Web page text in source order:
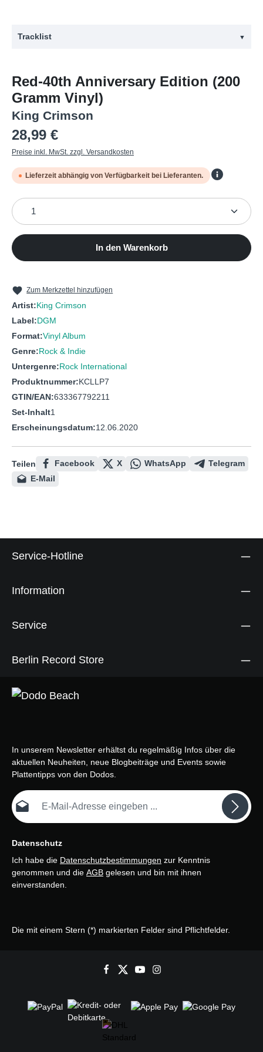
Tracklist ▼
1 Red
2 Fallen Angel
3 One More Red Nightmare
4 Providence
Red-40th Anniversary Edition (200
Gramm Vinyl)
King Crimson
Regulärer Preis:
28,99 €
Preise inkl. MwSt. zzgl. Versandkosten
Lieferzeit abhängig von Verfügbarkeit bei Lieferanten.
Produkt Anzahl: Gib den gewünschten Wert ein
In den Warenkorb
Zum Merkzettel hinzufügen
Artist:King Crimson
Label:DGM
Format:Vinyl Album
Genre:Rock & Indie
Untergenre:Rock International
Produktnummer:KCLLP7
GTIN/EAN:633367792211
Set-Inhalt1
Erscheinungsdatum:12.06.2020
Teilen Facebook X WhatsApp
Telegram
E-Mail
Service-Hotline
Information
Service
Berlin Record Store
In unserem Newsletter erhältst du regelmäßig Infos über die
aktuellen Neuheiten, neue Blogbeiträge und Events sowie
Plattentipps von den Dodos.
E-Mail-Adresse*
Datenschutz
Ich habe die Datenschutzbestimmungen zur Kenntnis
genommen und die AGB gelesen und bin mit ihnen
einverstanden.
Die mit einem Stern (*) markierten Felder sind Pflichtfelder.